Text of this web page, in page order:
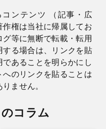
ンテンツ （記事・広
権は当社に帰属してお
等に無断で転載・転用
る場合は、リンクを貼
あることを明らかにし
のリンクを貼ることは
ません。
コラム